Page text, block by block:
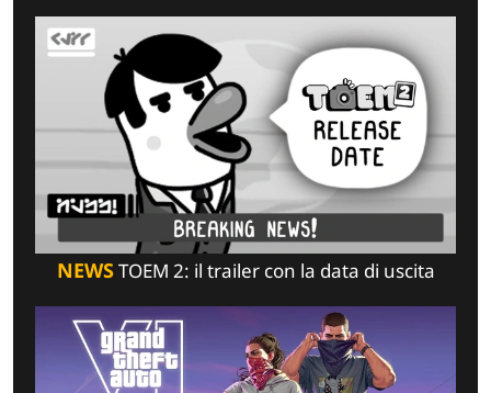
NEWSTOEM 2: il trailer con la data di uscita